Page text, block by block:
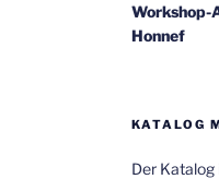
Workshop-
Honnef
KATALOG
Der